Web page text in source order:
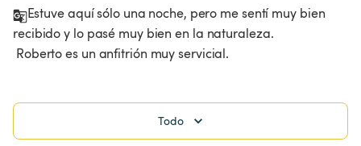
Estuve aquí sólo una noche, pero me sentí muy bien
recibido y lo pasé muy bien en la naturaleza.
Roberto es un anfitrión muy servicial.
Todo